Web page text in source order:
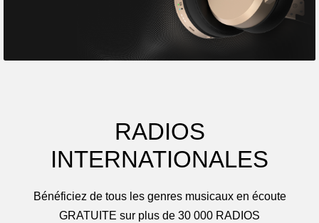
RADIOS
INTERNATIONALES
Bénéficiez de tous les genres musicaux en écoute
GRATUITE sur plus de 30 000 RADIOS